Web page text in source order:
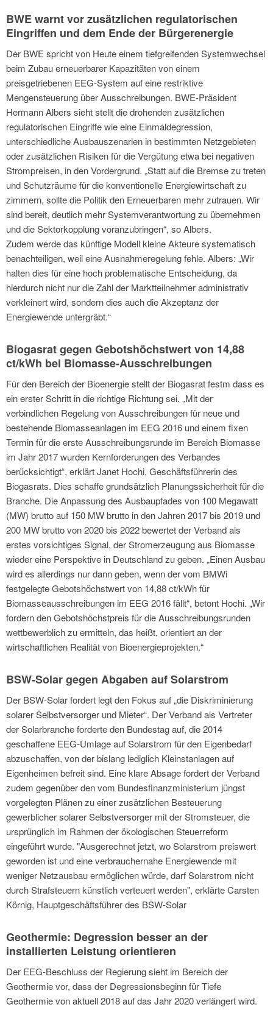
BWE warnt vor zusätzlichen regulatorischen
Eingriffen und dem Ende der Bürgerenergie
Der BWE spricht von Heute einem tiefgreifenden Systemwechsel
beim Zubau erneuerbarer Kapazitäten von einem
preisgetriebenen EEG-System auf eine restriktive
Mengensteuerung über Ausschreibungen. BWE-Präsident
Hermann Albers sieht stellt die drohenden zusätzlichen
regulatorischen Eingriffe wie eine Einmaldegression,
unterschiedliche Ausbauszenarien in bestimmten Netzgebieten
oder zusätzlichen Risiken für die Vergütung etwa bei negativen
Strompreisen, in den Vordergrund. „Statt auf die Bremse zu treten
und Schutzräume für die konventionelle Energiewirtschaft zu
zimmern, sollte die Politik den Erneuerbaren mehr zutrauen. Wir
sind bereit, deutlich mehr Systemverantwortung zu übernehmen
und die Sektorkopplung voranzubringen“, so Albers.
Zudem werde das künftige Modell kleine Akteure systematisch
benachteiligen, weil eine Ausnahmeregelung fehle. Albers: „Wir
halten dies für eine hoch problematische Entscheidung, da
hierdurch nicht nur die Zahl der Marktteilnehmer administrativ
verkleinert wird, sondern dies auch die Akzeptanz der
Energiewende untergräbt.“
Biogasrat gegen Gebotshöchstwert von 14,88
ct/kWh bei Biomasse-Ausschreibungen
Für den Bereich der Bioenergie stellt der Biogasrat festm dass es
ein erster Schritt in die richtige Richtung sei. „Mit der
verbindlichen Regelung von Ausschreibungen für neue und
bestehende Biomasseanlagen im EEG 2016 und einem fixen
Termin für die erste Ausschreibungsrunde im Bereich Biomasse
im Jahr 2017 wurden Kernforderungen des Verbandes
berücksichtigt“, erklärt Janet Hochi, Geschäftsführerin des
Biogasrats. Dies schaffe grundsätzlich Planungssicherheit für die
Branche. Die Anpassung des Ausbaupfades von 100 Megawatt
(MW) brutto auf 150 MW brutto in den Jahren 2017 bis 2019 und
200 MW brutto von 2020 bis 2022 bewertet der Verband als
erstes vorsichtiges Signal, der Stromerzeugung aus Biomasse
wieder eine Perspektive in Deutschland zu geben. „Einen Ausbau
wird es allerdings nur dann geben, wenn der vom BMWi
festgelegte Gebotshöchstwert von 14,88 ct/kWh für
Biomasseausschreibungen im EEG 2016 fällt“, betont Hochi. „Wir
fordern den Gebotshöchstpreis für die Ausschreibungsrunden
wettbewerblich zu ermitteln, das heißt, orientiert an der
wirtschaftlichen Realität von Bioenergieprojekten.“
BSW-Solar gegen Abgaben auf Solarstrom
Der BSW-Solar fordert legt den Fokus auf „die Diskriminierung
solarer Selbstversorger und Mieter“. Der Verband als Vertreter
der Solarbranche forderte den Bundestag auf, die 2014
geschaffene EEG-Umlage auf Solarstrom für den Eigenbedarf
abzuschaffen, von der bislang lediglich Kleinstanlagen auf
Eigenheimen befreit sind. Eine klare Absage fordert der Verband
zudem gegenüber den vom Bundesfinanzministerium jüngst
vorgelegten Plänen zu einer zusätzlichen Besteuerung
gewerblicher solarer Selbstversorger mit der Stromsteuer, die
ursprünglich im Rahmen der ökologischen Steuerreform
eingeführt wurde. "Ausgerechnet jetzt, wo Solarstrom preiswert
geworden ist und eine verbrauchernahe Energiewende mit
weniger Netzausbau ermöglichen würde, darf Solarstrom nicht
durch Strafsteuern künstlich verteuert werden", erklärte Carsten
Körnig, Hauptgeschäftsführer des BSW-Solar
Geothermie: Degression besser an der
installierten Leistung orientieren
Der EEG-Beschluss der Regierung sieht im Bereich der
Geothermie vor, dass der Degressionsbeginn für Tiefe
Geothermie von aktuell 2018 auf das Jahr 2020 verlängert wird.